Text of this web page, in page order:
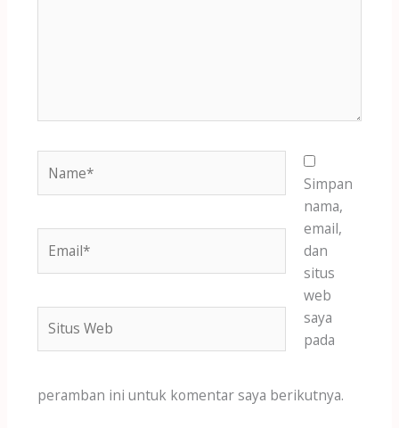
Web
Simpan
nama,
email,
dan
situs
web
saya
pada
peramban ini untuk komentar saya berikutnya.